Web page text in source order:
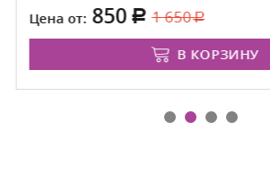
Цена от: 850 1 650
В КОРЗИНУ